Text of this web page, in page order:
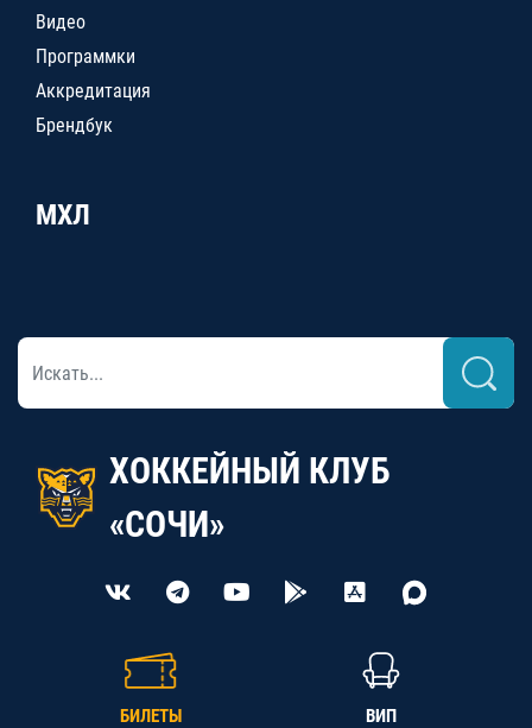
Видео
Программки
Аккредитация
Брендбук
МХЛ
ХОККЕЙНЫЙ КЛУБ
«СОЧИ»
БИЛЕТЫ ВИП